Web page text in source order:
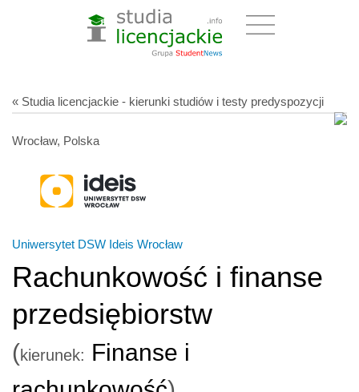
« Studia licencjackie - kierunki studiów i testy predyspozycji
Wrocław, Polska
Uniwersytet DSW Ideis Wrocław
Rachunkowość i finanse
przedsiębiorstw
(kierunek: Finanse i